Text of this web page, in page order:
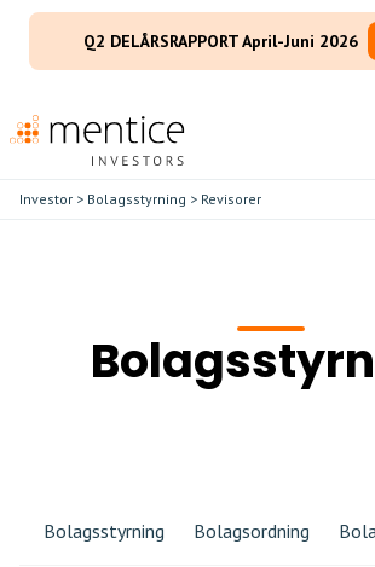
Q2 DELÅRSRAPPORT April-Juni 2026
Investor > Bolagsstyrning > Revisorer
Bolagsstyrning Bolagsordning